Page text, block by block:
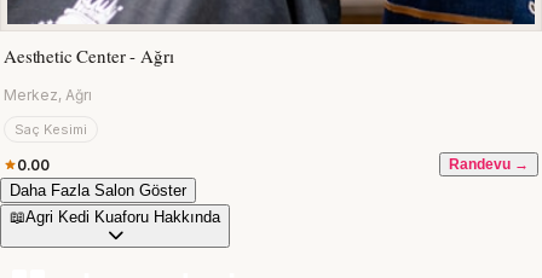
Aesthetic Center - Ağrı
Merkez, Ağrı
Saç Kesimi
0.00 Randevu →
Daha Fazla Salon Göster
📖Agri Kedi Kuaforu Hakkında